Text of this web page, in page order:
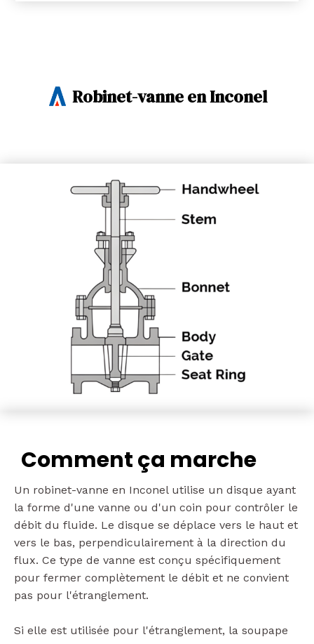
Robinet-vanne en Inconel
Comment ça marche
Un robinet-vanne en Inconel utilise un disque ayant
la forme d'une vanne ou d'un coin pour contrôler le
débit du fluide. Le disque se déplace vers le haut et
vers le bas, perpendiculairement à la direction du
flux. Ce type de vanne est conçu spécifiquement
pour fermer complètement le débit et ne convient
pas pour l'étranglement.
Si elle est utilisée pour l'étranglement, la soupape